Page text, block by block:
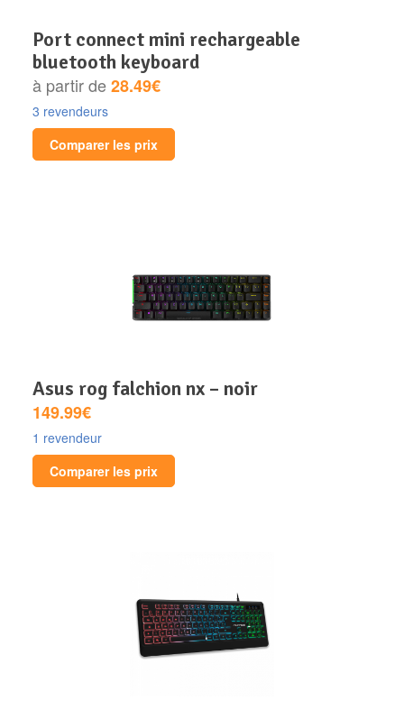
port connect mini rechargeable
bluetooth keyboard
à partir de28.49€
3 revendeurs
Comparer les prix
asus rog falchion nx – noir
149.99€
1 revendeur
Comparer les prix